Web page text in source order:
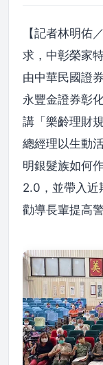
【記者林明佑
求，中彰榮家
由中華民國證
永豐金證券彰
講「樂齡理財
總經理以生動
明銀髮族如何
2.0，並帶入近
勸導長輩提高